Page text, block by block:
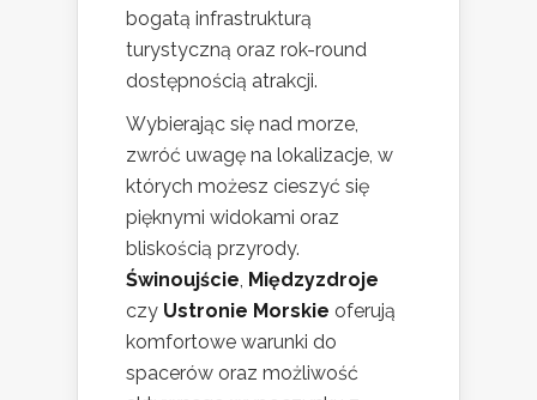
bogatą infrastrukturą
turystyczną oraz rok-round
dostępnością atrakcji.
Wybierając się nad morze,
zwróć uwagę na lokalizacje, w
których możesz cieszyć się
pięknymi widokami oraz
bliskością przyrody.
Świnoujście Międzyzdroje
czy Ustronie Morskie oferują
komfortowe warunki do
spacerów oraz możliwość